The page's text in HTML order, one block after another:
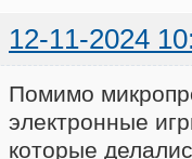
12-11-2024
Помимо
электронные
которые